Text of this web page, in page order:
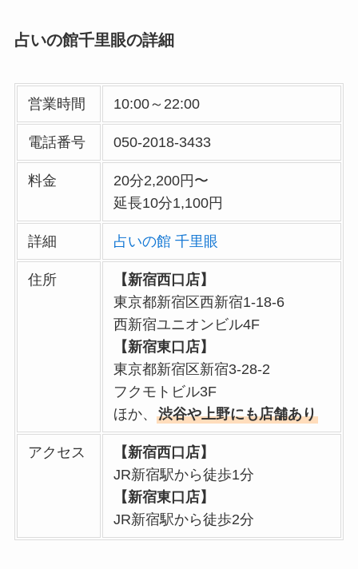
占いの館千里眼の詳細
営業時間 10:00～22:00
電話番号 050-2018-3433
料金
20分2,200円〜
延長10分1,100円
詳細 占いの館 千里眼
住所
【新宿西口店】
東京都新宿区西新宿1-18-6
西新宿ユニオンビル4F
【新宿東口店】
東京都新宿区新宿3-28-2
フクモトビル3F
ほか、渋谷や上野にも店舗あり
アクセス
【新宿西口店】
JR新宿駅から徒歩1分
【新宿東口店】
JR新宿駅から徒歩2分